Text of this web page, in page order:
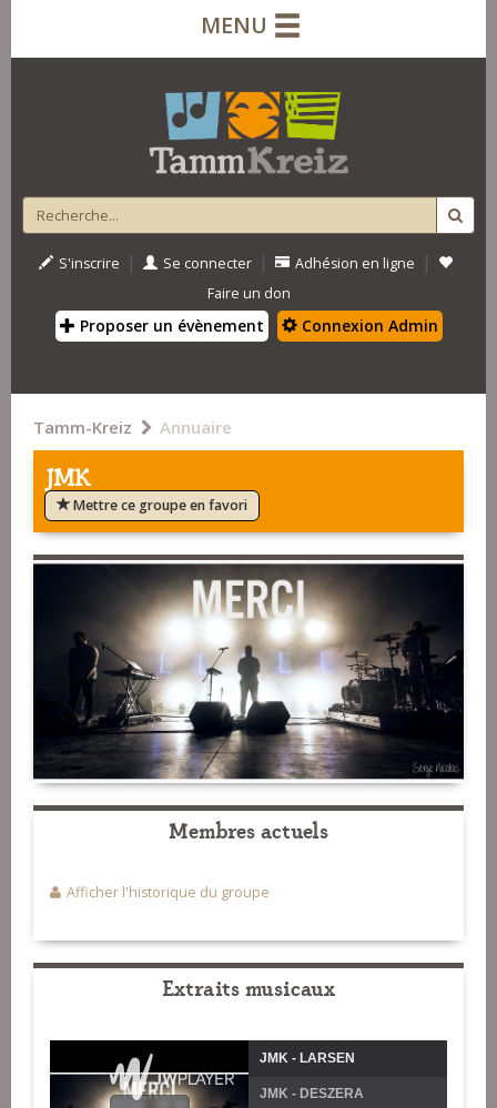
MENU
S'inscrire | Se connecter | Adhésion en ligne |
Faire un don
Proposer un évènement Connexion Admin
Tamm-Kreiz Annuaire
JMK
Mettre ce groupe en favori
Membres actuels
Afficher l'historique du groupe
Extraits musicaux
JMK - LARSEN
JMK - DESZERA